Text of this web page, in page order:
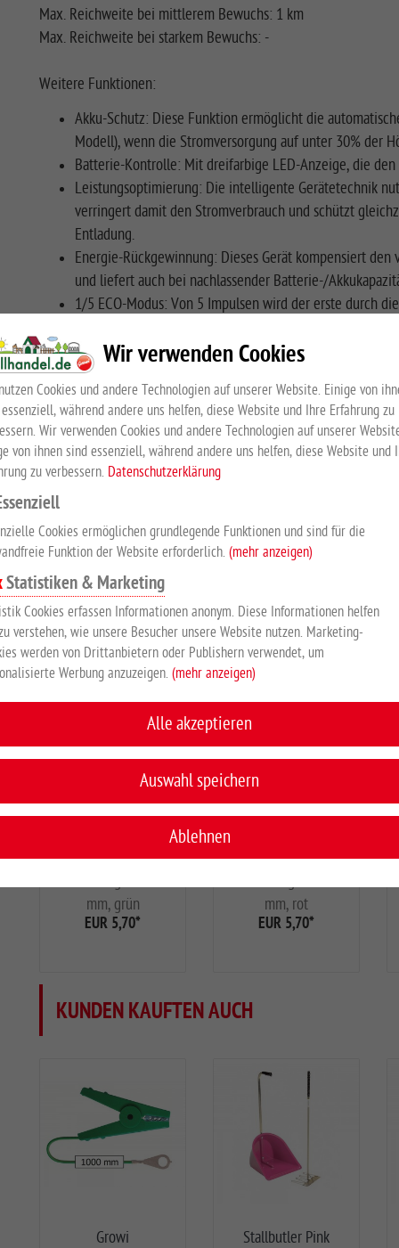
Max. Reichweite bei mittlerem Bewuchs: 1 km
Max. Reichweite bei starkem Bewuchs: -
Weitere Funktionen:
Akku-Schutz: Diese Funktion ermöglicht die
Modell), wenn die Stromversorgung auf unter 30% der
Batterie-Kontrolle: Mit dreifarbige LED-Anzeige, die
Leistungsoptimierung: Die intelligente Gerätetechnik
verringert damit den Stromverbrauch und schützt
Entladung.
Energie-Rückgewinnung: Dieses Gerät kompensiert
und liefert auch bei nachlassender Batterie-/
1/5 ECO-Modus: Von 5 Impulsen wird der erste durch
Minimalimpulse. Dadurch wird der Stromverbrauch
gesenkt.
Aktuelle Technologie mit perfektem Preis-Leistungsverhältnis
Design eignen sich für die Elektrifizierung von kleineren
Standortwechsel. Die Geräte werden mit 9-Volt Batterien
als 12-Volt oder Netzgerät verwendet werden. Dank ihrer
bieten unsere Akku- und Batteriegeräte eine Vielzahl von
EMPFOHLENES ZUBEHÖR
Growi
mm, grün
EUR 5,70*
Growi
mm, rot
EUR 5,70*
KUNDEN KAUFTEN AUCH
Growi
Stallbutler Pink
Wir verwenden Cookies
Cookies und andere Technologien auf unserer Website. Einige von
während andere uns helfen, diese Website und Ihre Erfahrung zu
Wir verwenden Cookies und andere Technologien auf unserer
von ihnen sind essenziell, während andere uns helfen, diese Website und
zu verbessern. Datenschutzerklärung
Cookies ermöglichen grundlegende Funktionen und sind für die
Funktion der Website erforderlich. (mehr anzeigen)
Statistiken & Marketing
Cookies erfassen Informationen anonym. Diese Informationen helfen
verstehen, wie unsere Besucher unsere Website nutzen. Marketing-
werden von Drittanbietern oder Publishern verwendet, um
Werbung anzuzeigen. (mehr anzeigen)
Alle akzeptieren
Auswahl speichern
Ablehnen